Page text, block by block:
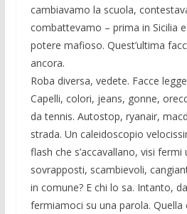
cambiavamo la scuola,
combattevamo – prima in Sicilia
potere mafioso. Quest’ultima
ancora.
Roba diversa, vedete. Facce
Capelli, colori, jeans, gonne,
da tennis. Autostop, ryanair,
strada. Un caleidoscopio
flash che s’accavallano, visi
sovrapposti, scambievoli,
in comune? E chi lo sa. Intanto,
fermiamoci su una parola. Quella